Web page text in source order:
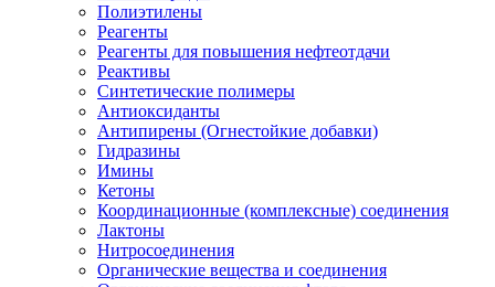
Полиэтилены
Реагенты
Реагенты для повышения нефтеотдачи
Реактивы
Синтетические полимеры
Антиоксиданты
Антипирены (Огнестойкие добавки)
Гидразины
Имины
Кетоны
Координационные (комплексные) соединения
Лактоны
Нитросоединения
Органические вещества и соединения